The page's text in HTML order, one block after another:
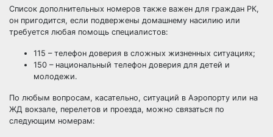
Список дополнительных номеров также важен для граждан РК,
он пригодится, если подвержены домашнему насилию или
требуется любая помощь специалистов:
115 – телефон доверия в сложных жизненных ситуациях;
150 – национальный телефон доверия для детей и
молодежи.
По любым вопросам, касательно, ситуаций в Аэропорту или на
ЖД вокзале, перелетов и проезда, можно связаться по
следующим номерам: